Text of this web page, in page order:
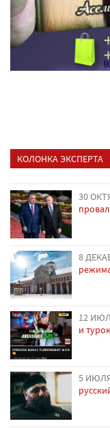
КОЛОНКА ЭКСПЕРТА
30
8
12
и
5